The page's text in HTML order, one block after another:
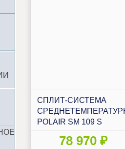
СПЛИТ-СИСТЕМА
POLAIR SM 109 S
78 970 ₽